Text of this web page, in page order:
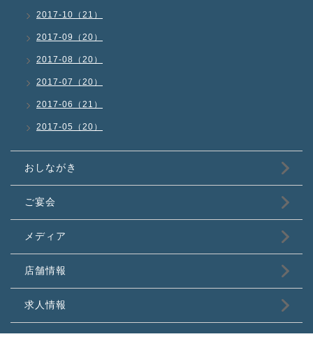
2017-10（21）
2017-09（20）
2017-08（20）
2017-07（20）
2017-06（21）
2017-05（20）
おしながき
ご宴会
メディア
店舗情報
求人情報